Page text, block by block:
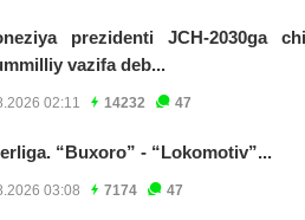
prezidenti JCH-2030ga
vazifa deb...
02:11 14232 47
“Buxoro” - “Lokomotiv”...
03:08 7174 47